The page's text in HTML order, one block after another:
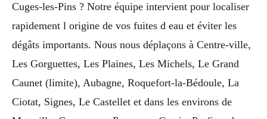
Cuges-les-Pins ? Notre équipe intervient pour localiser
rapidement l origine de vos fuites d eau et éviter les
dégâts importants. Nous nous déplaçons à Centre-ville,
Les Gorguettes, Les Plaines, Les Michels, Le Grand
Caunet (limite), Aubagne, Roquefort-la-Bédoule, La
Ciotat, Signes, Le Castellet et dans les environs de